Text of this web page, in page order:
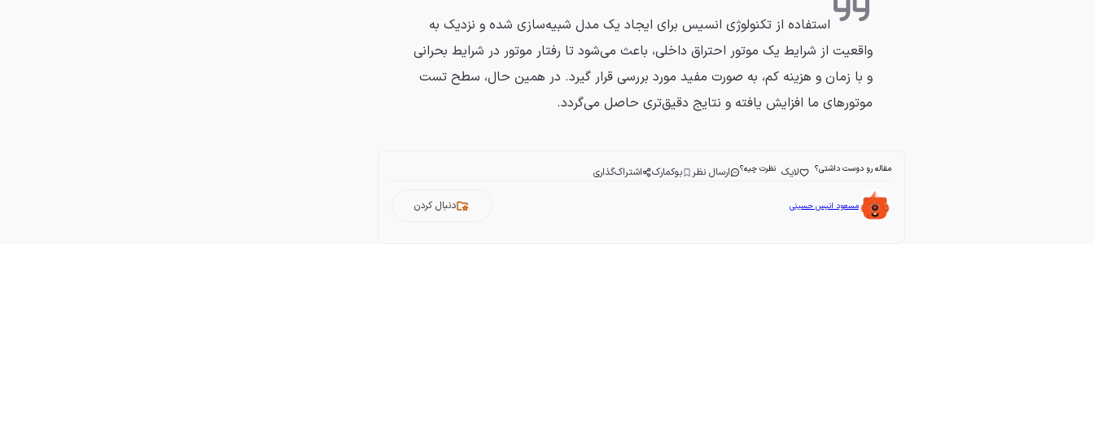
استفاده از تکنولوژی انسیس برای ایجاد یک مدل شبیه‌سازی شده و نزدیک به
واقعیت از شرایط یک موتور احتراق داخلی، باعث می‌شود تا رفتار موتور در شرایط بحرانی
و با زمان و هزینه کم، به صورت مفید مورد بررسی قرار گیرد. در همین حال، سطح تست
موتورهای ما افزایش یافته و نتایج دقیق‌تری حاصل می‌گردد.
مقاله رو دوست داشتی؟ لایک نظرت چیه؟ ارسال نظر بوکمارک اشتراک‌گذاری
مسعود انیس حسینی دنبال کردن